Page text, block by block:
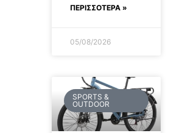
ΠΕΡΙΣΣΟΤΕΡΑ »
05/08/2026
SPORTS &
OUTDOOR